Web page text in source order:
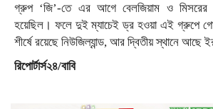
গ্রুপ ‘জি’-তে এর আগে বেলজিয়াম ও
হয়েছিল। ফলে দুই ম্যাচেই ড্র হওয়া এই গ্রুপে
শীর্ষে রয়েছে নিউজিল্যান্ড, আর দ্বিতীয় স্থানে আছে
রিপোর্টার্স২৪/বাবি